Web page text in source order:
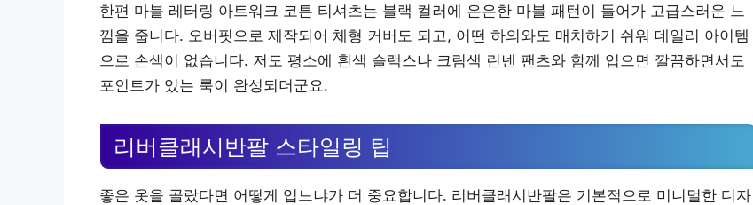
한편 마블 레터링 아트워크 코튼 티셔츠는 블랙 컬러에 은은한 마블 패턴이 들어가 고급스러운 느
낌을 줍니다. 오버핏으로 제작되어 체형 커버도 되고, 어떤 하의와도 매치하기 쉬워 데일리 아이템
으로 손색이 없습니다. 저도 평소에 흰색 슬랙스나 크림색 린넨 팬츠와 함께 입으면 깔끔하면서도
포인트가 있는 룩이 완성되더군요.
리버클래시반팔 스타일링 팁
좋은 옷을 골랐다면 어떻게 입느냐가 더 중요합니다. 리버클래시반팔은 기본적으로 미니멀한 디자